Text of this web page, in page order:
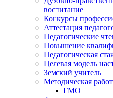
воспитание
Конкурсы
Аттестация
Педагогические
Повышение
Педагогическая
Целевая модель
Земский учитель
Методическая
ГМО